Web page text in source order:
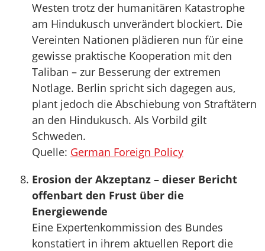
Westen trotz der humanitären Katastrophe
am Hindukusch unverändert blockiert. Die
Vereinten Nationen plädieren nun für eine
gewisse praktische Kooperation mit den
Taliban – zur Besserung der extremen
Notlage. Berlin spricht sich dagegen aus,
plant jedoch die Abschiebung von Straftätern
an den Hindukusch. Als Vorbild gilt
Schweden.
Quelle: German Foreign Policy
Erosion der Akzeptanz – dieser Bericht
offenbart den Frust über die
Energiewende
Eine Expertenkommission des Bundes
konstatiert in ihrem aktuellen Report die